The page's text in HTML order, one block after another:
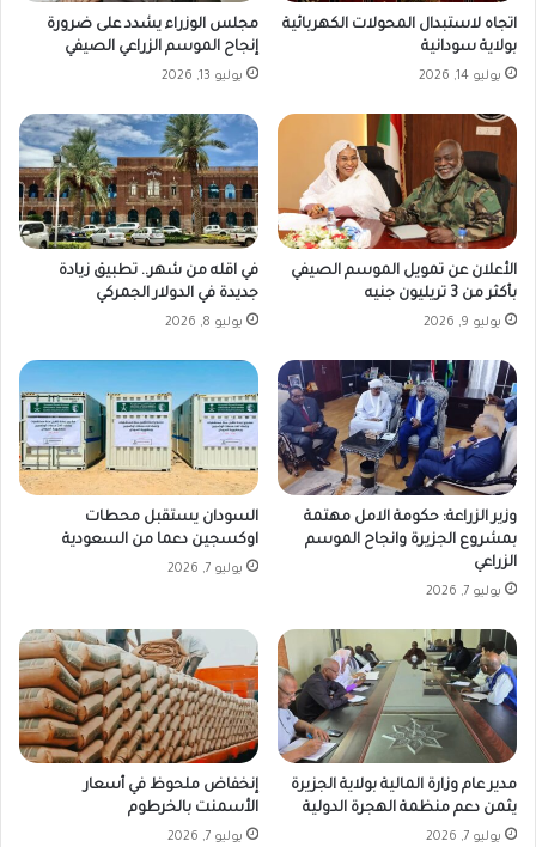
اتجاه لاستبدال المحولات الكهربائية
بولاية سودانية
يوليو 14, 2026
مجلس الوزراء يشدد على ضرورة
إنجاح الموسم الزراعي الصيفي
يوليو 13, 2026
الأعلان عن تمويل الموسم الصيفي
بأكثر من 3 تريليون جنيه
يوليو 9, 2026
في اقله من شهر.. تطبيق زيادة
جديدة في الدولار الجمركي
يوليو 8, 2026
وزير الزراعة: حكومة الامل مهتمة
بمشروع الجزيرة وانجاح الموسم
الزراعي
يوليو 7, 2026
السودان يستقبل محطات
اوكسجين دعما من السعودية
يوليو 7, 2026
مدير عام وزارة المالية بولاية الجزيرة
يثمن دعم منظمة الهجرة الدولية
يوليو 7, 2026
إنخفاض ملحوظ في أسعار
الأسمنت بالخرطوم
يوليو 7, 2026